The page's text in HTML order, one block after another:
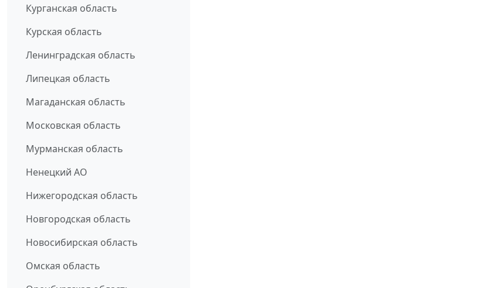
Курганская область
Курская область
Ленинградская область
Липецкая область
Магаданская область
Московская область
Мурманская область
Ненецкий АО
Нижегородская область
Новгородская область
Новосибирская область
Омская область